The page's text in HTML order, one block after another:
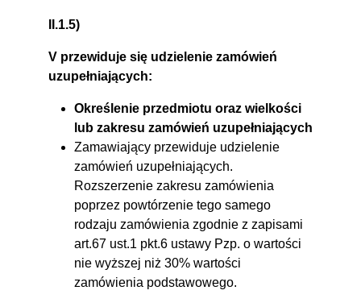
II.1.5)
V przewiduje się udzielenie zamówień
uzupełniających:
Określenie przedmiotu oraz wielkości
lub zakresu zamówień uzupełniających
Zamawiający przewiduje udzielenie
zamówień uzupełniających.
Rozszerzenie zakresu zamówienia
poprzez powtórzenie tego samego
rodzaju zamówienia zgodnie z zapisami
art.67 ust.1 pkt.6 ustawy Pzp. o wartości
nie wyższej niż 30% wartości
zamówienia podstawowego.